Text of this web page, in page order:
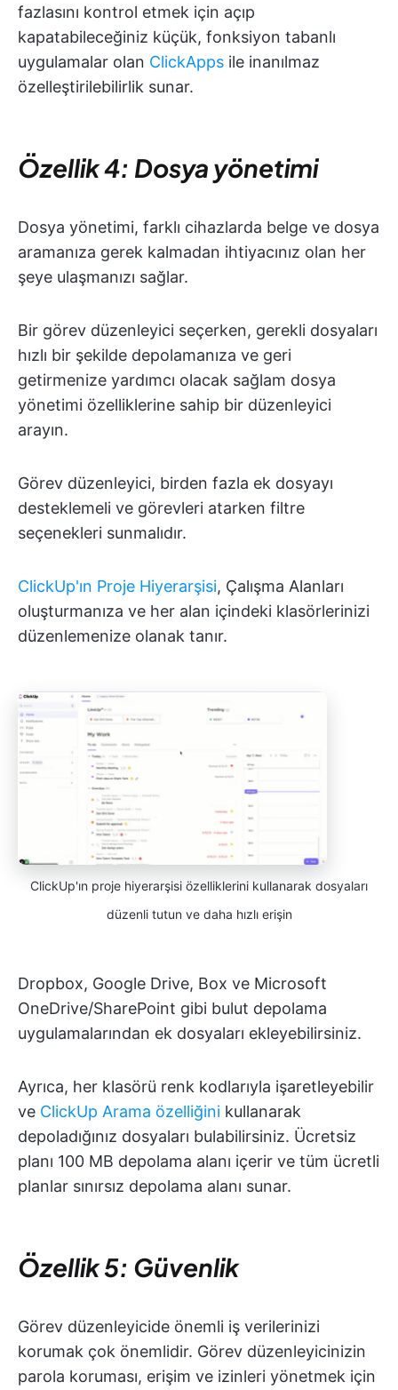
fazlasını kontrol etmek için açıp
kapatabileceğiniz küçük, fonksiyon tabanlı
uygulamalar olan ClickApps ile inanılmaz
özelleştirilebilirlik sunar.
Özellik 4: Dosya yönetimi
Dosya yönetimi, farklı cihazlarda belge ve dosya
aramanıza gerek kalmadan ihtiyacınız olan her
şeye ulaşmanızı sağlar.
Bir görev düzenleyici seçerken, gerekli dosyaları
hızlı bir şekilde depolamanıza ve geri
getirmenize yardımcı olacak sağlam dosya
yönetimi özelliklerine sahip bir düzenleyici
arayın.
Görev düzenleyici, birden fazla ek dosyayı
desteklemeli ve görevleri atarken filtre
seçenekleri sunmalıdır.
ClickUp'ın Proje Hiyerarşisi, Çalışma Alanları
oluşturmanıza ve her alan içindeki klasörlerinizi
düzenlemenize olanak tanır.
ClickUp'ın proje hiyerarşisi özelliklerini kullanarak dosyaları
düzenli tutun ve daha hızlı erişin
Dropbox, Google Drive, Box ve Microsoft
OneDrive/SharePoint gibi bulut depolama
uygulamalarından ek dosyaları ekleyebilirsiniz.
Ayrıca, her klasörü renk kodlarıyla işaretleyebilir
ve ClickUp Arama özelliğini kullanarak
depoladığınız dosyaları bulabilirsiniz. Ücretsiz
planı 100 MB depolama alanı içerir ve tüm ücretli
planlar sınırsız depolama alanı sunar.
Özellik 5: Güvenlik
Görev düzenleyicide önemli iş verilerinizi
korumak çok önemlidir. Görev düzenleyicinizin
parola koruması, erişim ve izinleri yönetmek için